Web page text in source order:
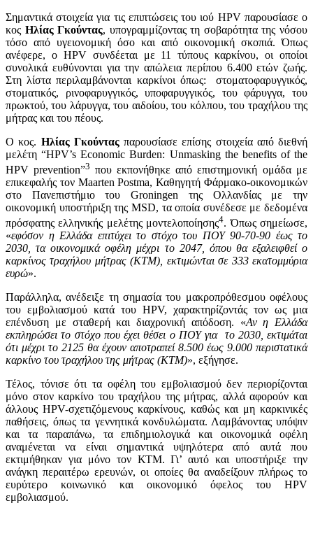
Σημαντικά στοιχεία για τις επιπτώσεις του ιού HPV παρουσίασε ο
κος Ηλίας Γκούντας, υπογραμμίζοντας τη σοβαρότητα της νόσου
τόσο από υγειονομική όσο και από οικονομική σκοπιά. Όπως
ανέφερε, ο HPV συνδέεται με 11 τύπους καρκίνου, οι οποίοι
συνολικά ευθύνονται για την απώλεια περίπου 6.400 ετών ζωής.
Στη λίστα περιλαμβάνονται καρκίνοι όπως: στοματοφαρυγγικός,
στοματικός, ρινοφαρυγγικός, υποφαρυγγικός, του φάρυγγα, του
πρωκτού, του λάρυγγα, του αιδοίου, του κόλπου, του τραχήλου της
μήτρας και του πέους.
Ο κος. Ηλίας Γκούντας παρουσίασε επίσης στοιχεία από διεθνή
μελέτη “HPV’s Economic Burden: Unmasking the benefits of the
HPV prevention”3 που εκπονήθηκε από επιστημονική ομάδα με
επικεφαλής τον Maarten Postma, Καθηγητή Φάρμακο-οικονομικών
στο Πανεπιστήμιο του Groningen της Ολλανδίας με την
οικονομική υποστήριξη της MSD, τα οποία συνέδεσε με δεδομένα
πρόσφατης ελληνικής μελέτης μοντελοποίησης4. Όπως σημείωσε,
«εφόσον η Ελλάδα επιτύχει το στόχο του ΠΟΥ 90-70-90 έως το
2030, τα οικονομικά οφέλη μέχρι το 2047, όπου θα εξαλειφθεί ο
καρκίνος τραχήλου μήτρας (ΚΤΜ), εκτιμώνται σε 333 εκατομμύρια
ευρώ».
Παράλληλα, ανέδειξε τη σημασία του μακροπρόθεσμου οφέλους
του εμβολιασμού κατά του HPV, χαρακτηρίζοντάς τον ως μια
επένδυση με σταθερή και διαχρονική απόδοση. «Αν η Ελλάδα
εκπληρώσει το στόχο που έχει θέσει ο ΠΟΥ για το 2030, εκτιμάται
ότι μέχρι το 2125 θα έχουν αποτραπεί 8.500 έως 9.000 περιστατικά
καρκίνο του τραχήλου της μήτρας (ΚΤΜ)», εξήγησε.
Τέλος, τόνισε ότι τα οφέλη του εμβολιασμού δεν περιορίζονται
μόνο στον καρκίνο του τραχήλου της μήτρας, αλλά αφορούν και
άλλους HPV-σχετιζόμενους καρκίνους, καθώς και μη καρκινικές
παθήσεις, όπως τα γεννητικά κονδυλώματα. Λαμβάνοντας υπόψιν
και τα παραπάνω, τα επιδημιολογικά και οικονομικά οφέλη
αναμένεται να είναι σημαντικά υψηλότερα από αυτά που
εκτιμήθηκαν για μόνο τον ΚΤΜ. Γι’ αυτό και υποστήριξε την
ανάγκη περαιτέρω ερευνών, οι οποίες θα αναδείξουν πλήρως το
ευρύτερο κοινωνικό και οικονομικό όφελος του HPV
εμβολιασμού.